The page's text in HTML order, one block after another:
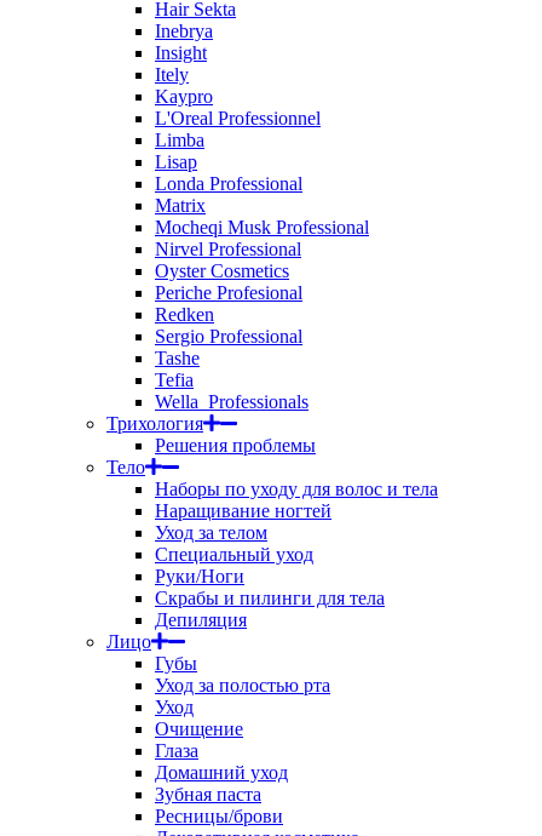
Hair Sekta
Inebrya
Insight
Itely
Kaypro
L'Oreal Professionnel
Limba
Lisap
Londa Professional
Matrix
Mocheqi Musk Professional
Nirvel Professional
Oyster Cosmetics
Periche Profesional
Redken
Sergio Professional
Tashe
Tefia
Wella_Professionals
Трихология
Решения проблемы
Тело
Наборы по уходу для волос и тела
Наращивание ногтей
Уход за телом
Специальный уход
Руки/Ноги
Скрабы и пилинги для тела
Депиляция
Лицо
Губы
Уход за полостью рта
Уход
Очищение
Глаза
Домашний уход
Зубная паста
Ресницы/брови